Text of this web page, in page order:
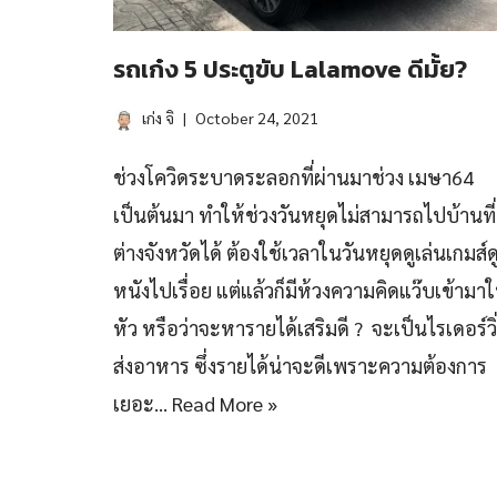
รถเก๋ง 5 ประตูขับ Lalamove ดีมั้ย?
เก่ง จิ October 24, 2021
ช่วงโควิดระบาดระลอกที่ผ่านมาช่วง เมษา64
เป็นต้นมา ทำให้ช่วงวันหยุดไม่สามารถไปบ้านที่
ต่างจังหวัดได้ ต้องใช้เวลาในวันหยุดดูเล่นเกมส์ดู
หนังไปเรื่อย แต่แล้วก็มีห้วงความคิดแว๊บเข้ามา
หัว หรือว่าจะหารายได้เสริมดี ? จะเป็นไรเดอร์
ส่งอาหาร ซึ่งรายได้น่าจะดีเพราะความต้องการ
เยอะ… Read More »